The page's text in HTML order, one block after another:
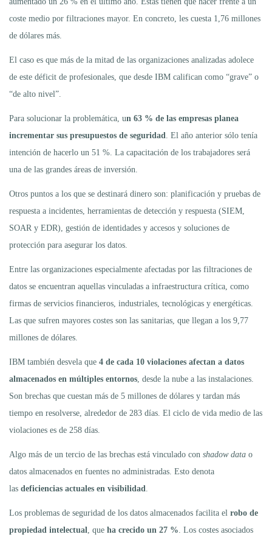
coste medio por filtraciones mayor. En concreto, les cuesta 1,76 millones
de dólares más.
El caso es que más de la mitad de las organizaciones analizadas adolece
de este déficit de profesionales, que desde IBM califican como “grave” o
“de alto nivel”.
Para solucionar la problemática, un 63 % de las empresas planea
incrementar sus presupuestos de seguridad
. El año anterior sólo tenía
intención de hacerlo un 51 %. La capacitación de los trabajadores será
una de las grandes áreas de inversión.
Otros puntos a los que se destinará dinero son: planificación y pruebas de
respuesta a incidentes, herramientas de detección y respuesta (SIEM,
SOAR y EDR), gestión de identidades y accesos y soluciones de
protección para asegurar los datos.
Entre las organizaciones especialmente afectadas por las filtraciones de
datos se encuentran aquellas vinculadas a infraestructura crítica, como
firmas de servicios financieros, industriales, tecnológicas y energéticas.
Las que sufren mayores costes son las sanitarias, que llegan a los 9,77
millones de dólares.
IBM también desvela que 4 de cada 10 violaciones afectan a datos
almacenados en múltiples entornos , desde la nube a las instalaciones.
Son brechas que cuestan más de 5 millones de dólares y tardan más
tiempo en resolverse, alrededor de 283 días. El ciclo de vida medio de las
violaciones es de 258 días.
Algo más de un tercio de las brechas está vinculado con shadow data o
datos almacenados en fuentes no administradas. Esto denota
las deficiencias actuales en visibilidad
Los problemas de seguridad de los datos almacenados facilita el robo de
propiedad intelectual
, que ha crecido un 27 % . Los costes asociados